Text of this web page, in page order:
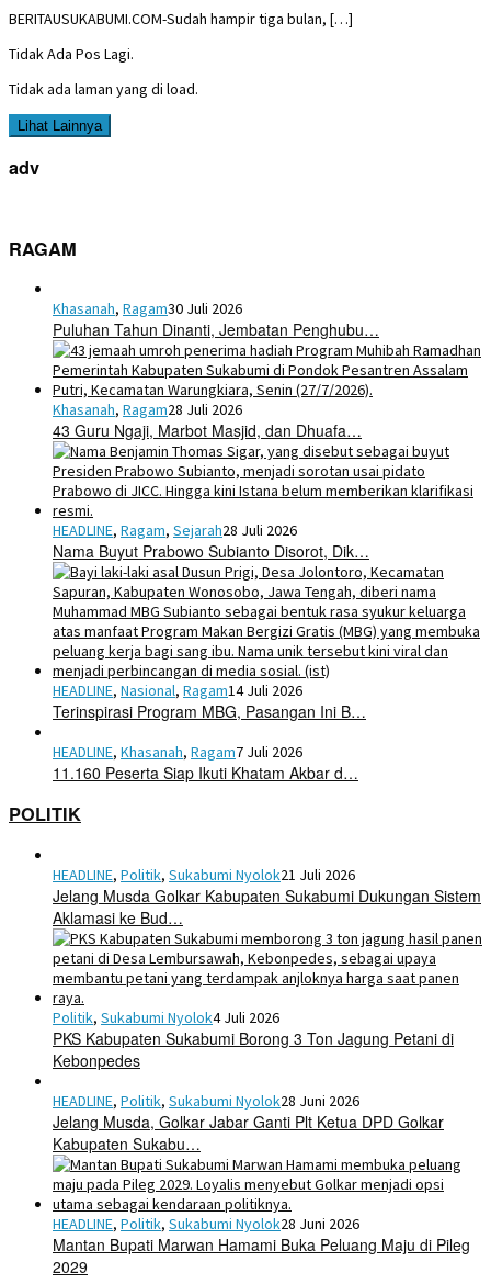
BERITAUSUKABUMI.COM-Sudah hampir tiga bulan, […]
Tidak Ada Pos Lagi.
Tidak ada laman yang di load.
Lihat Lainnya
adv
RAGAM
Khasanah, Ragam30 Juli 2026
Puluhan Tahun Dinanti, Jembatan Penghubu…
Khasanah, Ragam28 Juli 2026
43 Guru Ngaji, Marbot Masjid, dan Dhuafa…
HEADLINE, Ragam, Sejarah28 Juli 2026
Nama Buyut Prabowo Subianto Disorot, Dik…
HEADLINE, Nasional, Ragam14 Juli 2026
Terinspirasi Program MBG, Pasangan Ini B…
HEADLINE, Khasanah, Ragam7 Juli 2026
11.160 Peserta Siap Ikuti Khatam Akbar d…
POLITIK
HEADLINE, Politik, Sukabumi Nyolok21 Juli 2026
Jelang Musda Golkar Kabupaten Sukabumi Dukungan Sistem
Aklamasi ke Bud…
Politik, Sukabumi Nyolok4 Juli 2026
PKS Kabupaten Sukabumi Borong 3 Ton Jagung Petani di
Kebonpedes
HEADLINE, Politik, Sukabumi Nyolok28 Juni 2026
Jelang Musda, Golkar Jabar Ganti Plt Ketua DPD Golkar
Kabupaten Sukabu…
HEADLINE, Politik, Sukabumi Nyolok28 Juni 2026
Mantan Bupati Marwan Hamami Buka Peluang Maju di Pileg
2029